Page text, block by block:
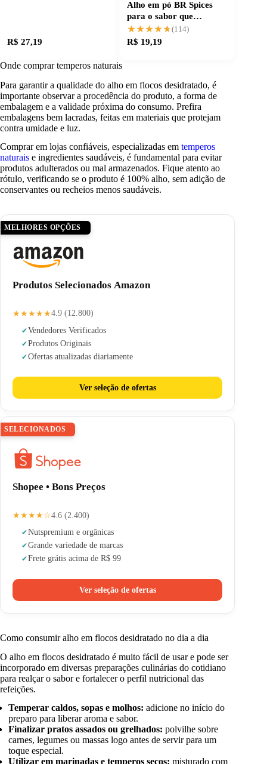
R$ 27,19
Alho em pó BR Spices
para o sabor que
transforma receitas
★★★★★
★★★★★(114)
R$ 19,19
Onde comprar temperos naturais
Para garantir a qualidade do alho em flocos desidratado, é
importante observar a procedência do produto, a forma de
embalagem e a validade próxima do consumo. Prefira
embalagens bem lacradas, feitas em materiais que protejam
contra umidade e luz.
Comprar em lojas confiáveis, especializadas em temperos
naturais e ingredientes saudáveis, é fundamental para evitar
produtos adulterados ou mal armazenados. Fique atento ao
rótulo, verificando se o produto é 100% alho, sem adição de
conservantes ou recheios menos saudáveis.
MELHORES OPÇÕES
Produtos Selecionados Amazon
★★★★★4.9 (12.800)
Vendedores Verificados
Produtos Originais
Ofertas atualizadas diariamente
Ver seleção de ofertas
SELECIONADOS
Shopee • Bons Preços
★★★★☆4.6 (2.400)
Nutspremium e orgânicas
Grande variedade de marcas
Frete grátis acima de R$ 99
Ver seleção de ofertas
Como consumir alho em flocos desidratado no dia a dia
O alho em flocos desidratado é muito fácil de usar e pode ser
incorporado em diversas preparações culinárias do cotidiano
para realçar o sabor e fortalecer o perfil nutricional das
refeições.
Temperar caldos, sopas e molhos: adicione no início do
preparo para liberar aroma e sabor.
Finalizar pratos assados ou grelhados: polvilhe sobre
carnes, legumes ou massas logo antes de servir para um
toque especial.
Utilizar em marinadas e temperos secos: misturado com